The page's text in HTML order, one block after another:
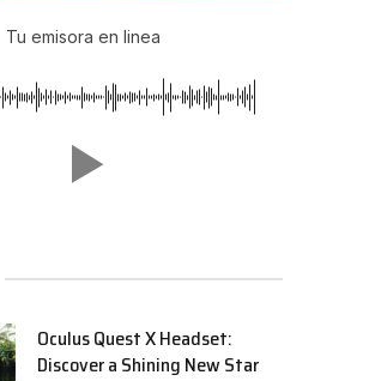
Tu emisora en linea
Oculus Quest X Headset:
Discover a Shining New Star